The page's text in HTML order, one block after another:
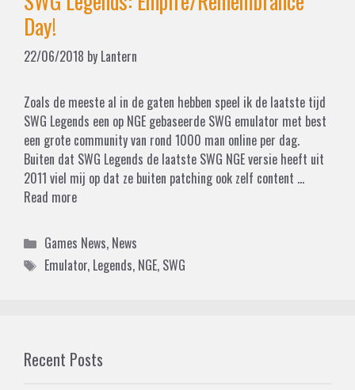
Day!
22/06/2018 by Lantern
Zoals de meeste al in de gaten hebben speel ik de laatste tijd
SWG Legends een op NGE gebaseerde SWG emulator met best
een grote community van rond 1000 man online per dag.
Buiten dat SWG Legends de laatste SWG NGE versie heeft uit
2011 viel mij op dat ze buiten patching ook zelf content …
Read more
Categories
Games News, News
Tags
Emulator, Legends, NGE, SWG
Recent Posts